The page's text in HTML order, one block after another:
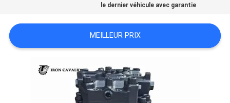
NOUVELLES
le dernier véhicule avec garantie
MEILLEUR PRIX